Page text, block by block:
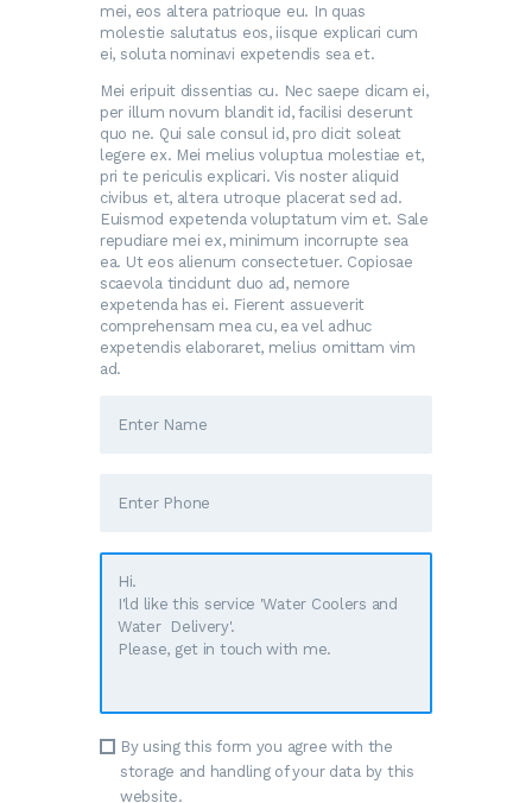
mei, eos altera patrioque eu. In quas
molestie salutatus eos, iisque explicari cum
ei, soluta nominavi expetendis sea et.
Mei eripuit dissentias cu. Nec saepe dicam ei,
per illum novum blandit id, facilisi deserunt
quo ne. Qui sale consul id, pro dicit soleat
legere ex. Mei melius voluptua molestiae et,
pri te periculis explicari. Vis noster aliquid
civibus et, altera utroque placerat sed ad.
Euismod expetenda voluptatum vim et. Sale
repudiare mei ex, minimum incorrupte sea
ea. Ut eos alienum consectetuer. Copiosae
scaevola tincidunt duo ad, nemore
expetenda has ei. Fierent assueverit
comprehensam mea cu, ea vel adhuc
expetendis elaboraret, melius omittam vim
ad.
By using this form you agree with the
storage and handling of your data by this
website.